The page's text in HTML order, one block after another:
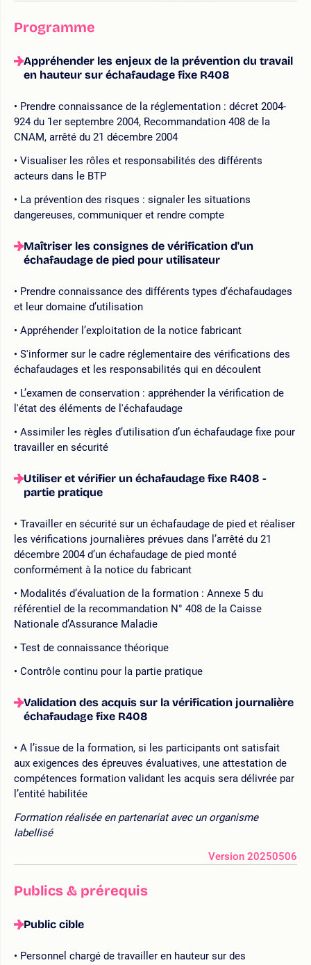
Programme
Appréhender les enjeux de la prévention du travail
en hauteur sur échafaudage fixe R408
Prendre connaissance de la réglementation : décret 2004-
924 du 1er septembre 2004, Recommandation 408 de la
CNAM, arrêté du 21 décembre 2004
Visualiser les rôles et responsabilités des différents
acteurs dans le BTP
La prévention des risques : signaler les situations
dangereuses, communiquer et rendre compte
Maîtriser les consignes de vérification d'un
échafaudage de pied pour utilisateur
Prendre connaissance des différents types d’échafaudages
et leur domaine d’utilisation
Appréhender l’exploitation de la notice fabricant
S'informer sur le cadre réglementaire des vérifications des
échafaudages et les responsabilités qui en découlent
L’examen de conservation : appréhender la vérification de
l'état des éléments de l'échafaudage
Assimiler les règles d’utilisation d’un échafaudage fixe pour
travailler en sécurité
Utiliser et vérifier un échafaudage fixe R408 -
partie pratique
Travailler en sécurité sur un échafaudage de pied et réaliser
les vérifications journalières prévues dans l’arrêté du 21
décembre 2004 d’un échafaudage de pied monté
conformément à la notice du fabricant
Modalités d’évaluation de la formation : Annexe 5 du
référentiel de la recommandation N° 408 de la Caisse
Nationale d’Assurance Maladie
Test de connaissance théorique
Contrôle continu pour la partie pratique
Validation des acquis sur la vérification journalière
échafaudage fixe R408
A l’issue de la formation, si les participants ont satisfait
aux exigences des épreuves évaluatives, une attestation de
compétences formation validant les acquis sera délivrée par
l’entité habilitée
Formation réalisée en partenariat avec un organisme
labellisé
Version 20250506
Publics & prérequis
Public cible
Personnel chargé de travailler en hauteur sur des